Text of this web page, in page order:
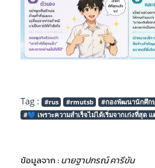
Tag : #rus #rmutsb #กองพัฒนานักศึก
#💙 เพราะความสำเร็จไม่ได้เริ่มจากเก่งที่สุด
ข้อมูลจาก :นายฐาปกรณ์ คารีขัน